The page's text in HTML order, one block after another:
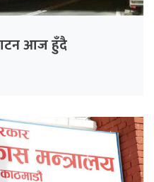
आज हुँदै